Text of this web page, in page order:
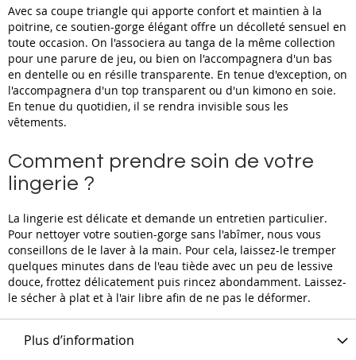
Avec sa coupe triangle qui apporte confort et maintien à la
poitrine, ce soutien-gorge élégant offre un décolleté sensuel en
toute occasion. On l'associera au tanga de la même collection
pour une parure de jeu, ou bien on l'accompagnera d'un bas
en dentelle ou en résille transparente. En tenue d'exception, on
l'accompagnera d'un top transparent ou d'un kimono en soie.
En tenue du quotidien, il se rendra invisible sous les
vêtements.
Comment prendre soin de votre
lingerie ?
La lingerie est délicate et demande un entretien particulier.
Pour nettoyer votre soutien-gorge sans l'abîmer, nous vous
conseillons de le laver à la main. Pour cela, laissez-le tremper
quelques minutes dans de l'eau tiède avec un peu de lessive
douce, frottez délicatement puis rincez abondamment. Laissez-
le sécher à plat et à l'air libre afin de ne pas le déformer.
Plus d’information